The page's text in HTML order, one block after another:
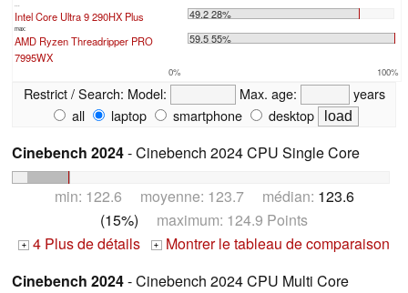
Intel Core Ultra 9 290HX Plus 49.2 28%
max:
AMD Ryzen Threadripper PRO
7995WX
59.5 55%
0% 100%
Restrict / Search: Model: Max. age:
years
all
laptop smartphone desktop
Cinebench 2024- Cinebench 2024 CPU Single Core
min: 122.6 moyenne: 123.7 médian: 123.6
(15%) maximum: 124.9 Points
+ 4 Plus de détails + Montrer le tableau de comparaison
Cinebench 2024- Cinebench 2024 CPU Multi Core